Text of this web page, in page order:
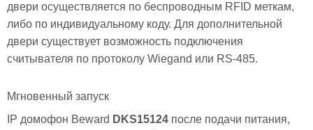
двери осуществляется по беспроводным RFID меткам,
либо по индивидуальному коду. Для дополнительной
двери существует возможность подключения
считывателя по протоколу Wiegand или RS-485.
Мгновенный запуск
IP домофон Beward DKS15124 после подачи питания,